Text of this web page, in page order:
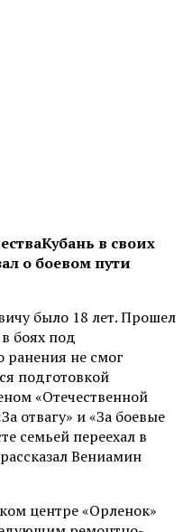
в своих
о боевом пути
было 18 лет. Прошел
боях под
ранения не смог
подготовкой
«Отечественной
отвагу» и «За боевые
семьей переехал в
Вениамин
центре «Орленок»